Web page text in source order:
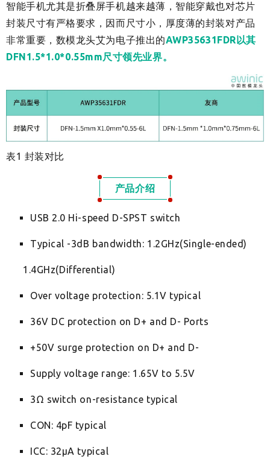
智能手机尤其是折叠屏手机越来越薄，智能穿戴也对芯片
封装尺寸有严格要求，因而尺寸小，厚度薄的封装对产品
非常重要，数模龙头艾为电子推出的AWP35631FDR以其
DFN1.5*1.0*0.55mm尺寸领先业界。
表1 封装对比
产品介绍
USB 2.0 Hi-speed D-SPST switch
Typical -3dB bandwidth: 1.2GHz(Single-ended)
1.4GHz(Differential)
Over voltage protection: 5.1V typical
36V DC protection on D+ and D- Ports
+50V surge protection on D+ and D-
Supply voltage range: 1.65V to 5.5V
3Ω switch on-resistance typical
CON: 4pF typical
ICC: 32μA typical